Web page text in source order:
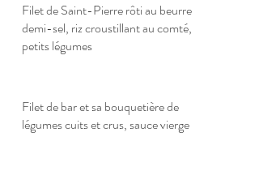
Filet de Saint-Pierre rôti au beurre
demi-sel, riz croustillant au comté,
petits légumes
Filet de bar et sa bouquetière de
légumes cuits et crus, sauce vierge